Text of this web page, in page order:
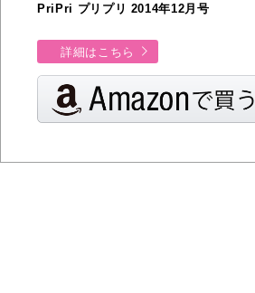
PriPri プリプリ 2014年12月号
詳細はこちら